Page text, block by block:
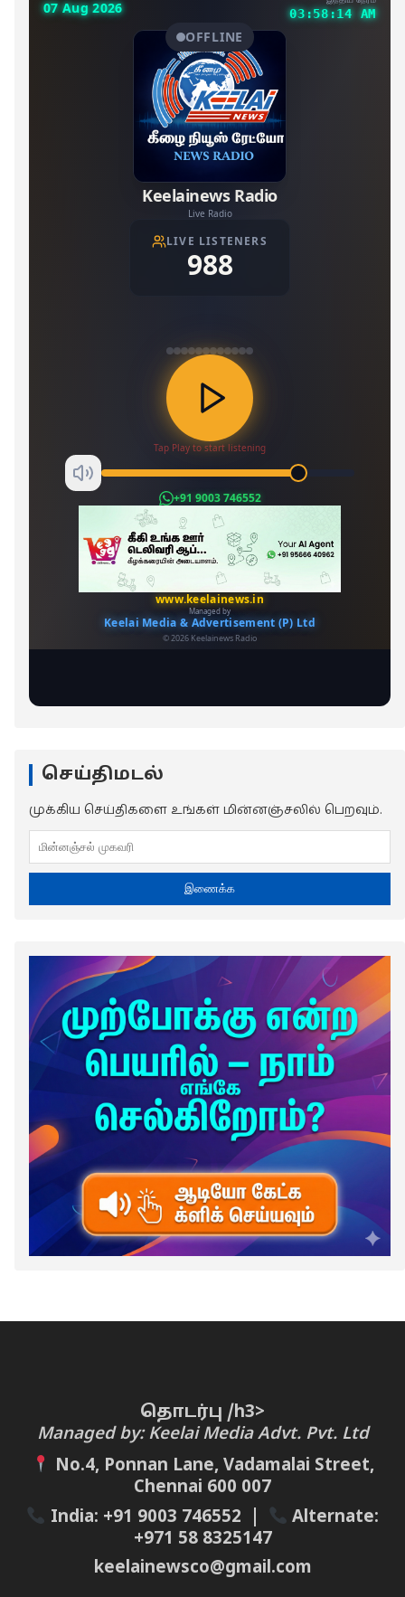
செய்திமடல்
முக்கிய செய்திகளை உங்கள் மின்னஞ்சலில் பெறவும்.
இணைக்க
தொடர்பு /h3>
Managed by: Keelai Media Advt. Pvt. Ltd
No.4, Ponnan Lane, Vadamalai Street,
Chennai 600 007
India: +91 9003 746552
Alternate:
+971 58 8325147
keelainewsco@gmail.com